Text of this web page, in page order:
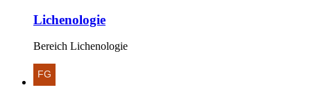
Lichenologie
Bereich Lichenologie